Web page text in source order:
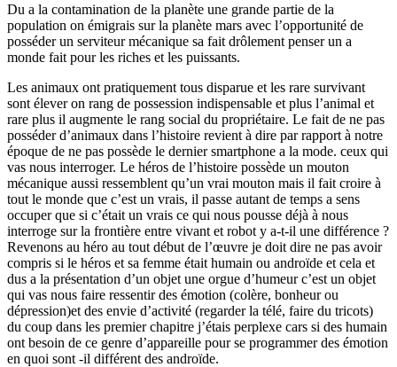
Du a la contamination de la planète une grande partie de la
population on émigrais sur la planète mars avec l’opportunité de
posséder un serviteur mécanique sa fait drôlement penser un a
monde fait pour les riches et les puissants.
Les animaux ont pratiquement tous disparue et les rare survivant
sont élever on rang de possession indispensable et plus l’animal et
rare plus il augmente le rang social du propriétaire. Le fait de ne pas
posséder d’animaux dans l’histoire revient à dire par rapport à notre
époque de ne pas possède le dernier smartphone a la mode. ceux qui
vas nous interroger. Le héros de l’histoire possède un mouton
mécanique aussi ressemblent qu’un vrai mouton mais il fait croire à
tout le monde que c’est un vrais, il passe autant de temps a sens
occuper que si c’était un vrais ce qui nous pousse déjà à nous
interroge sur la frontière entre vivant et robot y a-t-il une différence ?
Revenons au héro au tout début de l’œuvre je doit dire ne pas avoir
compris si le héros et sa femme était humain ou androïde et cela et
dus a la présentation d’un objet une orgue d’humeur c’est un objet
qui vas nous faire ressentir des émotion (colère, bonheur ou
dépression)et des envie d’activité (regarder la télé, faire du tricots)
du coup dans les premier chapitre j’étais perplexe cars si des humain
ont besoin de ce genre d’appareille pour se programmer des émotion
en quoi sont -il différent des androïde.